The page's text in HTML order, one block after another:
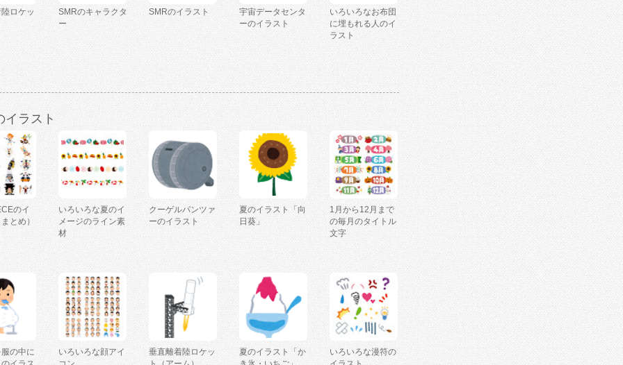
ロケッ
SMRのキャラクタ
ー
SMRのイラスト
宇宙データセンタ
ーのイラスト
いろいろなお布団
に埋もれる人のイ
ラスト
イラスト
のイ
とめ）
いろいろな夏のイ
メージのライン素
材
クーゲルパンツァ
ーのイラスト
夏のイラスト「向
日葵」
1月から12月まで
の毎月のタイトル
文字
の中に
いろいろな顔アイ
垂直離着陸ロケッ
夏のイラスト「か
いろいろな漫符の